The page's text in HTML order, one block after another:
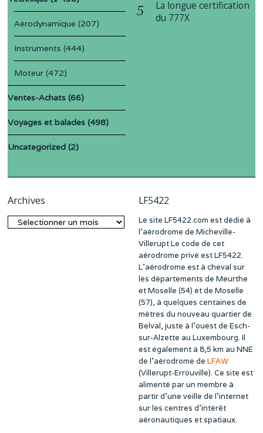
Aérodynamique (207)
Instruments (444)
Moteur (472)
Ventes-Achats (66)
Voyages et balades (498)
Uncategorized (2)
La longue certification
du 777X
Archives
Archives
LF5422
Le site LF5422.com est dédié à
l’aérodrome de Micheville-
Villerupt Le code de cet
aérodrome privé est LF5422.
L’aérodrome est à cheval sur
les départements de Meurthe
et Moselle (54) et de Moselle
(57), à quelques centaines de
mètres du nouveau quartier de
Belval, juste à l’ouest de Esch-
sur-Alzette au Luxembourg. Il
est également à 8,5 km au NNE
de l’aérodrome de LFAW
(Villerupt-Errouville). Ce site est
alimenté par un membre à
partir d’une veille de l’internet
sur les centres d’intérêt
aéronautiques et spatiaux.